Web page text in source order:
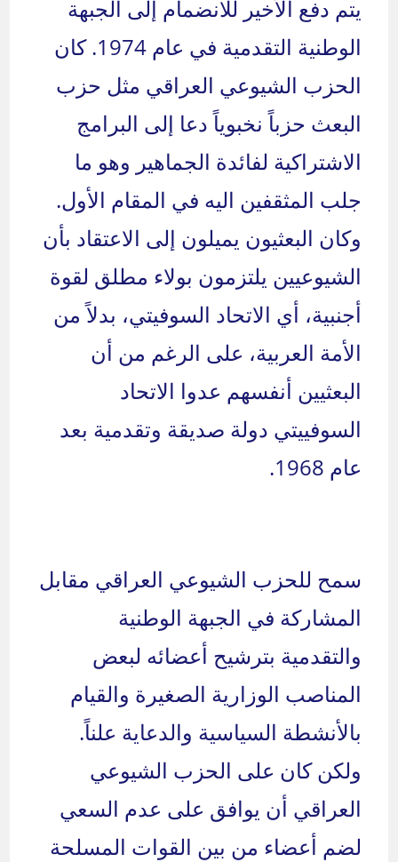
يتم دفع الأخير للانضمام إلى الجبهة
الوطنية التقدمية في عام 1974. كان
الحزب الشيوعي العراقي مثل حزب
البعث حزباً نخبوياً دعا إلى البرامج
الاشتراكية لفائدة الجماهير وهو ما
جلب المثقفين اليه في المقام الأول.
وكان البعثيون يميلون إلى الاعتقاد بأن
الشيوعيين يلتزمون بولاء مطلق لقوة
أجنبية، أي الاتحاد السوفيتي، بدلاً من
الأمة العربية، على الرغم من أن
البعثيين أنفسهم عدوا الاتحاد
السوفييتي دولة صديقة وتقدمية بعد
عام 1968.
سمح للحزب الشيوعي العراقي مقابل
المشاركة في الجبهة الوطنية
والتقدمية بترشيح أعضائه لبعض
المناصب الوزارية الصغيرة والقيام
بالأنشطة السياسية والدعاية علناً.
ولكن كان على الحزب الشيوعي
العراقي أن يوافق على عدم السعي
لضم أعضاء من بين القوات المسلحة